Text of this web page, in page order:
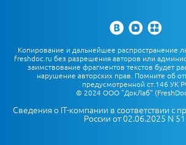
Копирование и дальнейшее распространение
freshdoc.ru без разрешения авторов или
заимствование фрагментов текстов будет
нарушение авторских прав. Помните об
предусмотренной ст.146 УК
© 2024 ООО "ДокЛаб"
Сведения о IT-компании в соответствии с
России от 02.06.2025 N